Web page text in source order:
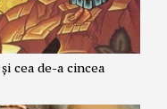
cea de-a cincea